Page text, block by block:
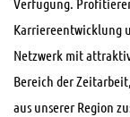
Verfügung.
Karriereentwicklung
Netzwerk mit
Bereich der
aus unserer Region